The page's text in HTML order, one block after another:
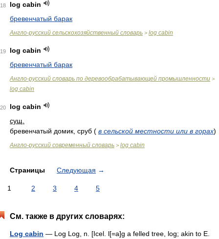
18
log cabin
бревенчатый барак
Англо-русский сельскохозяйственный словарь > log cabin
19
log cabin
бревенчатый барак
Англо-русский словарь по деревообрабатывающей промышленности >
log cabin
20
log cabin
сущ.
бревенчатый домик, сруб ( в сельской местности или в горах)
Англо-русский современный словарь > log cabin
Страницы Следующая →
1 2 3 4 5
См. также в других словарях:
Log cabin — Log Log, n. [Icel. l[=a]g a felled tree, log; akin to E.